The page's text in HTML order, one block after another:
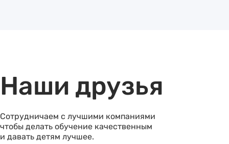
Наши друзья
Сотрудничаем с лучшими компаниями
чтобы делать обучение качественным
и давать детям лучшее.